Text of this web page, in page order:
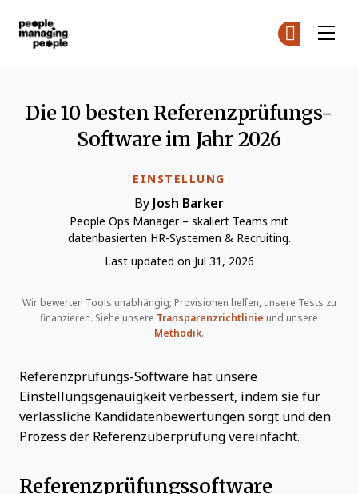
EINSTELLUNG
Die 10 besten Referenzprüfungs-
Software im Jahr 2026
By Josh Barker
People Ops Manager – skaliert Teams mit
datenbasierten HR-Systemen & Recruiting.
Last updated on Jul 31, 2026
Wir bewerten Tools unabhängig; Provisionen helfen, unsere Tests zu
finanzieren. Siehe unsere Transparenzrichtlinie und unsere
Methodik.
Referenzprüfungs-Software hat unsere
Einstellungsgenauigkeit verbessert, indem sie für
verlässliche Kandidatenbewertungen sorgt und den
Prozess der Referenzüberprüfung vereinfacht.
Referenzprüfungssoftware